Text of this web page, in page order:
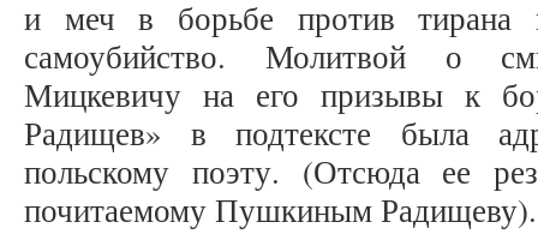
и меч в борьбе против тирана
самоубийство. Молитвой о
Мицкевичу на его призывы к
Радищев» в подтексте была
польскому поэту. (Отсюда ее
почитаемому Пушкиным